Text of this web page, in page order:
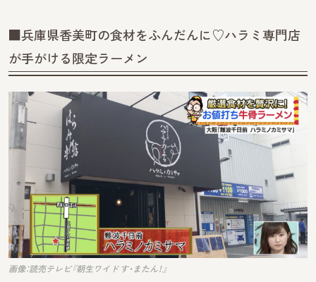
■兵庫県香美町の食材をふんだんに♡ハラミ専門店
が手がける限定ラーメン
画像：読売テレビ『朝生ワイド す・またん！』